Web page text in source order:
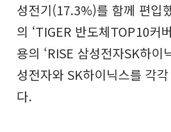
성전기(17.3%)를 함께 편입
의 ‘TIGER 반도체TOP10커
용의 ‘RISE 삼성전자SK하이
성전자와 SK하이닉스를 각
다.